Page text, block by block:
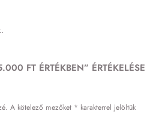
FT ÉRTÉKBEN” ÉRTÉKELÉSE
A kötelező mezőket * karakterrel jelöltük